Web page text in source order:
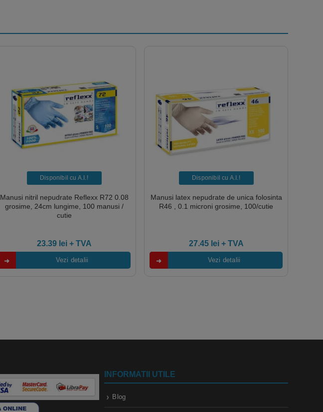
Disponibil cu A.I.​!
Manusi nitril nepudrate Reflexx R72 0.08
grosime, 24cm lungime, 100 manusi /
cutie
23.39 lei+ TVA
Vezi detalii
Disponibil cu A.I.​!
Manusi latex nepudrate de unica folosinta
R46 , 0.1 microni grosime, 100/cutie
27.45 lei+ TVA
Vezi detalii
INFORMATII UTILE
Blog